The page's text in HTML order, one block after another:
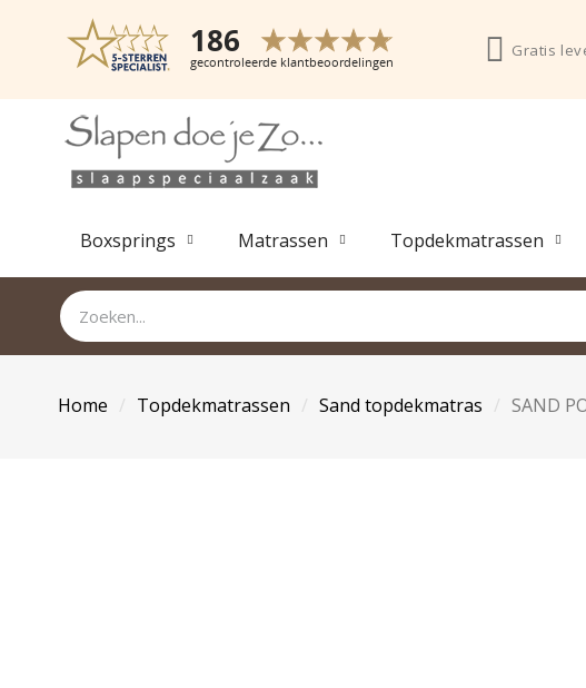
Gratis
Boxsprings Matrassen Topdekmatrassen
Home Topdekmatrassen Sand topdekmatras SAND